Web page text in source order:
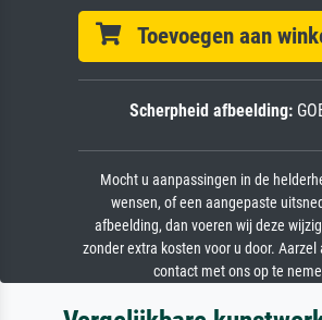
Toevoegen aan
Scherpheid afbeelding:
Mocht u aanpassingen in de
wensen, of een aangepaste
afbeelding, dan voeren wij deze
zonder extra kosten voor u door.
contact met ons op te